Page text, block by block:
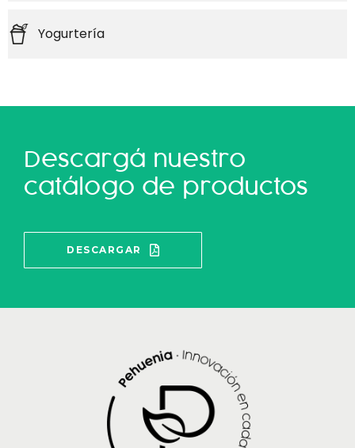
Yogurtería
Descargá nuestro
catálogo de productos
DESCARGAR